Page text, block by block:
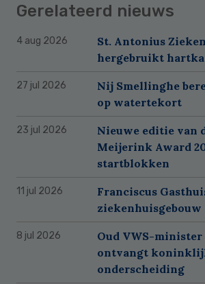
Gerelateerd nieuws
4 aug 2026
St. Antonius
hergebruikt
27 jul 2026
Nij Smellinghe
op watertekort
23 jul 2026
Nieuwe editie van
Meijerink Award
startblokken
11 jul 2026
Franciscus
ziekenhuisgebouw
8 jul 2026
Oud VWS-
ontvangt
onderscheiding